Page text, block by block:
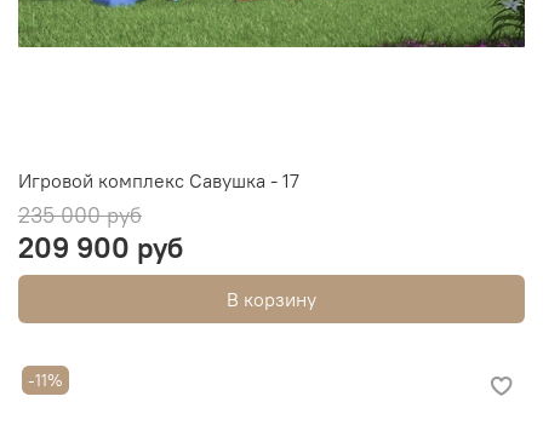
Игровой комплекс Савушка - 17
235 000 руб
209 900 руб
В корзину
-11%